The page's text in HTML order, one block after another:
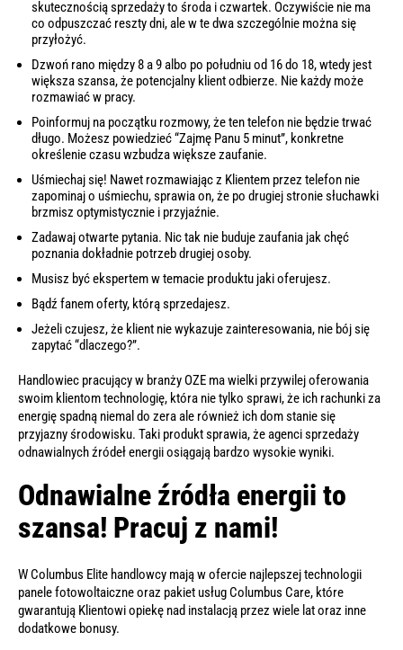
skutecznością sprzedaży to środa i czwartek. Oczywiście nie ma
co odpuszczać reszty dni, ale w te dwa szczególnie można się
przyłożyć.
Dzwoń rano między 8 a 9 albo po południu od 16 do 18, wtedy jest
większa szansa, że potencjalny klient odbierze. Nie każdy może
rozmawiać w pracy.
Poinformuj na początku rozmowy, że ten telefon nie będzie trwać
długo. Możesz powiedzieć “Zajmę Panu 5 minut”, konkretne
określenie czasu wzbudza większe zaufanie.
Uśmiechaj się! Nawet rozmawiając z Klientem przez telefon nie
zapominaj o uśmiechu, sprawia on, że po drugiej stronie słuchawki
brzmisz optymistycznie i przyjaźnie.
Zadawaj otwarte pytania. Nic tak nie buduje zaufania jak chęć
poznania dokładnie potrzeb drugiej osoby.
Musisz być ekspertem w temacie produktu jaki oferujesz.
Bądź fanem oferty, którą sprzedajesz.
Jeżeli czujesz, że klient nie wykazuje zainteresowania, nie bój się
zapytać “dlaczego?”.
Handlowiec pracujący w branży OZE ma wielki przywilej oferowania
swoim klientom technologię, która nie tylko sprawi, że ich rachunki za
energię spadną niemal do zera ale również ich dom stanie się
przyjazny środowisku. Taki produkt sprawia, że agenci sprzedaży
odnawialnych źródeł energii osiągają bardzo wysokie wyniki.
Odnawialne źródła energii to
szansa! Pracuj z nami!
W Columbus Elite handlowcy mają w ofercie najlepszej technologii
panele fotowoltaiczne oraz pakiet usług Columbus Care, które
gwarantują Klientowi opiekę nad instalacją przez wiele lat oraz inne
dodatkowe bonusy.